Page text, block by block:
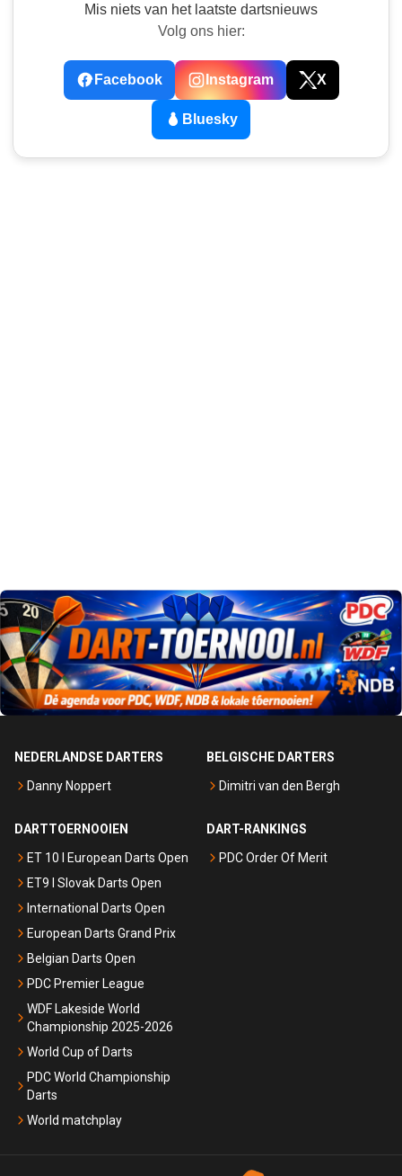
Mis niets van het laatste dartsnieuws
Volg ons hier:
Facebook Instagram X
Bluesky
NEDERLANDSE DARTERS
Danny Noppert
BELGISCHE DARTERS
Dimitri van den Bergh
DARTTOERNOOIEN
ET 10 I European Darts Open
ET9 I Slovak Darts Open
International Darts Open
European Darts Grand Prix
Belgian Darts Open
PDC Premier League
WDF Lakeside World
Championship 2025-2026
World Cup of Darts
PDC World Championship
Darts
World matchplay
DART-RANKINGS
PDC Order Of Merit